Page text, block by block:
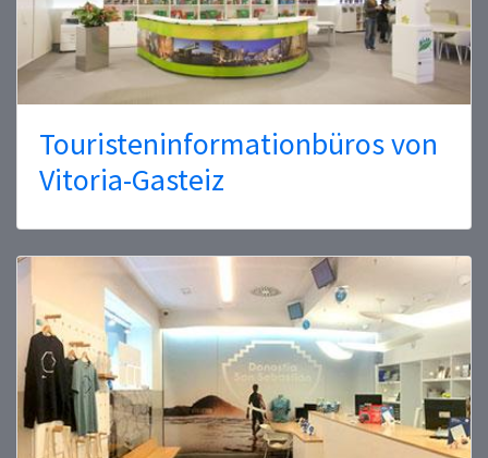
Touristeninformationbüros von
Vitoria-Gasteiz